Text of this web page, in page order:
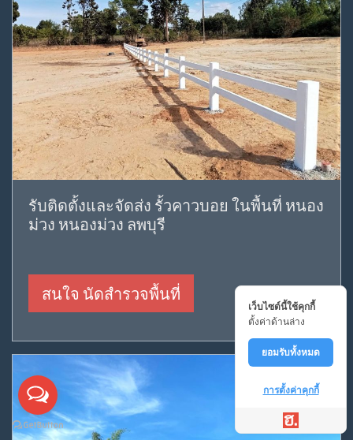
รับติดตั้งและจัดส่ง รั้วคาวบอย ในพื้นที่ หนอง
ม่วง หนองม่วง ลพบุรี
สนใจ นัดสำรวจพื้นที่
เว็บไซต์นี้ใช้คุกกี้
ตั้งค่าด้านล่าง
ยอมรับทั้งหมด
การตั้งค่าคุกกี้